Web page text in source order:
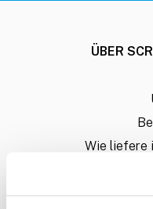
ÜBER
Wie liefere
Sie möchten